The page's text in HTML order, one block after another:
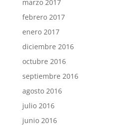
marzo 2017
febrero 2017
enero 2017
diciembre 2016
octubre 2016
septiembre 2016
agosto 2016
julio 2016
junio 2016